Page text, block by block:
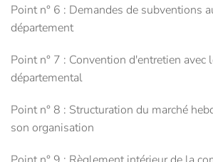
Point n° 6 : Demandes de subventions
département
Point n° 7 : Convention d'entretien avec
départemental
Point n° 8 : Structuration du marché
son organisation